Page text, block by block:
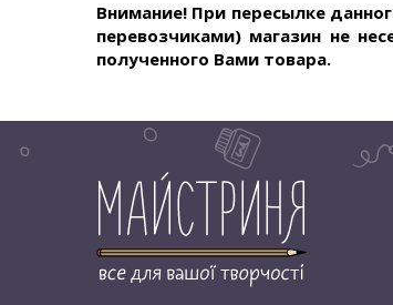
Внимание! При пересылке
перевозчиками) магазин не
полученного Вами товара.